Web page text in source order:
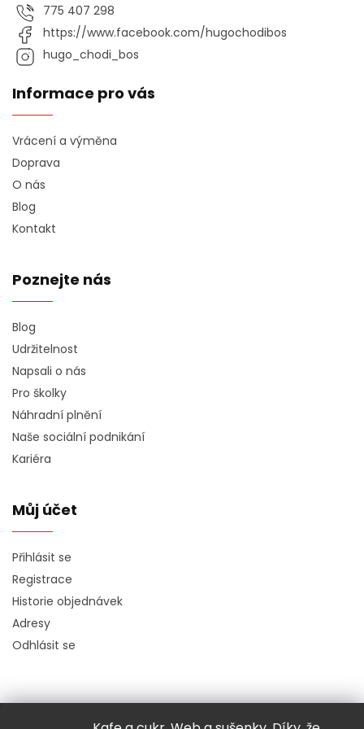
775 407 298
https://www.facebook.com/hugochodibos
hugo_chodi_bos
Informace pro vás
Vrácení a výměna
Doprava
O nás
Blog
Kontakt
Poznejte nás
Blog
Udržitelnost
Napsali o nás
Pro školky
Náhradní plnění
Naše sociální podnikání
Kariéra
Můj účet
Přihlásit se
Registrace
Historie objednávek
Adresy
Odhlásit se